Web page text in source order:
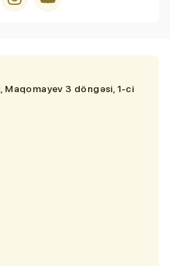
Maqomayev 3 döngəsi, 1-ci